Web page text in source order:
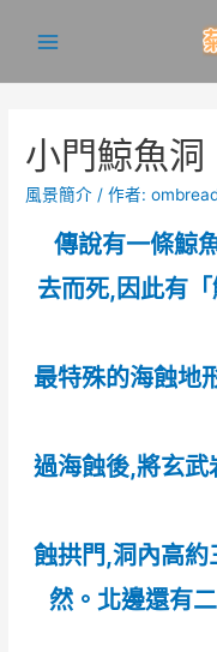
小門鯨魚洞
風景簡介 / 作者:
傳說有一條鯨
去而死,因此有
最特殊的海蝕地
過海蝕後,將玄
蝕拱門,洞內高
然。北邊還有